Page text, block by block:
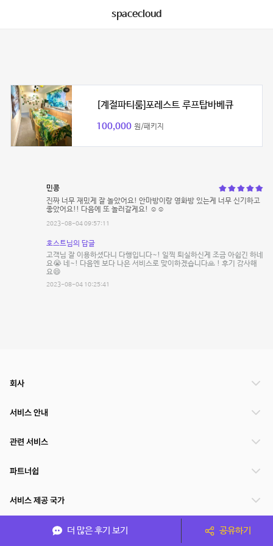
spacecloud
[계절파티룸]포레스트 루프탑바베큐
100,000 원/패키지
민콩
진짜 너무 재밌게 잘 놀았어요! 안마방이랑 영화방 있는게 너무 신기하고
좋았어요!! 다음에 또 놀러갈게요! ☺️☺️
2023-08-04 09:57:11
호스트님의 답글
고객님 잘 이용하셨다니 다행입니다~! 일찍 퇴실하신게 조금 아쉽긴 하네
요😭 네~! 다음엔 보다 나은 서비스로 맞이하겠습니다🙏 ! 후기 감사해
요😄
2023-08-04 10:25:41
더 많은 후기 보기 공유하기
회사
서비스 안내
관련 서비스
파트너쉽
서비스 제공 국가